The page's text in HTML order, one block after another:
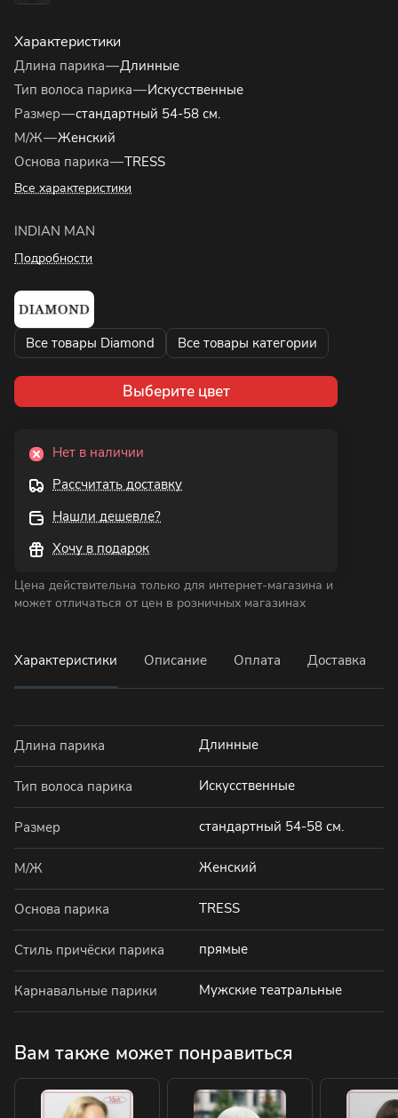
Характеристики
Длина парика—Длинные
Тип волоса парика—Искусственные
Размер—стандартный 54-58 см.
М/Ж—Женский
Основа парика—TRESS
Все характеристики
INDIAN MAN
Подробности
Все товары Diamond Все товары категории
Выберите цвет
Нет в наличии
Рассчитать доставку
Нашли дешевле?
Хочу в подарок
Цена действительна только для интернет-магазина и
может отличаться от цен в розничных магазинах
Характеристики Описание Оплата Доставка
Длина парика Длинные
Тип волоса парика Искусственные
Размер стандартный 54-58 см.
М/Ж Женский
Основа парика TRESS
Стиль причёски парика прямые
Карнавальные парики Мужские театральные
Вам также может понравиться